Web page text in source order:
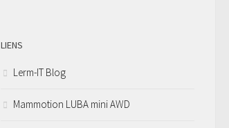
LIENS
Lerm-IT Blog
Mammotion LUBA mini AWD